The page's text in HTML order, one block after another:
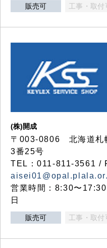
販売可 工事・取付
(株)開成
〒003-0806 北海道札
3番25号
TEL：011-811-3561 /
営業時間：8:30〜
日
販売可 工事・取付